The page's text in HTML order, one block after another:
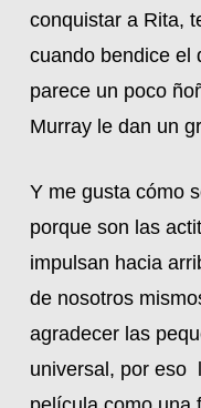
conquistar a Rita,
cuando bendice el
parece un poco
Murray le dan un
Y me gusta cómo
porque son las
impulsan hacia
de nosotros
agradecer las
universal, por eso